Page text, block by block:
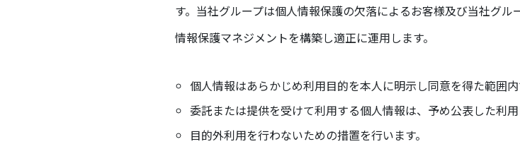
す。当社グループは個人情報保護の欠落によるお客様及び当社グ
情報保護マネジメントを構築し適正に運用します。
個人情報はあらかじめ利用目的を本人に明示し同意を得た範囲内
委託または提供を受けて利用する個人情報は、予め公表した利用
目的外利用を行わないための措置を行います。